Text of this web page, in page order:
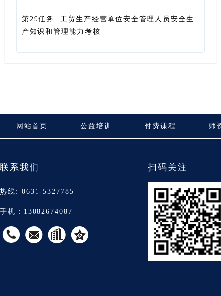
第29任务: 工贸生产经营单位安全管理人员安全生
产知识和管理能力考核
网站首页 公益培训 付费课程 师
联系我们
热线: 0631-5327785
手机：13082674087
扫码关注